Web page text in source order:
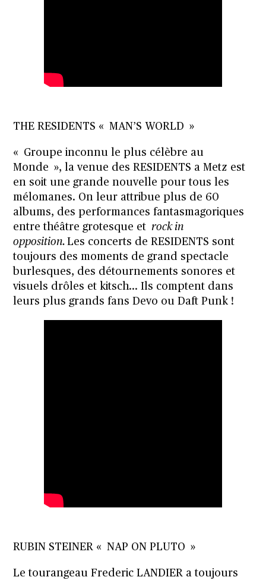
THE RESIDENTS « MAN’S WORLD »
« Groupe inconnu le plus célèbre au
Monde », la venue des RESIDENTS a Metz est
en soit une grande nouvelle pour tous les
mélomanes. On leur attribue plus de 60
albums, des performances fantasmagoriques
entre théâtre grotesque etrock in
opposition.Les concerts de RESIDENTS sont
toujours des moments de grand spectacle
burlesques, des détournements sonores et
visuels drôles et kitsch… Ils comptent dans
leurs plus grands fans Devo ou Daft Punk !
RUBIN STEINER « NAP ON PLUTO »
Le tourangeau Frederic LANDIER a toujours